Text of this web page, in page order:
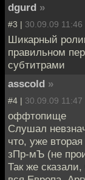
dgurd »
#3 | 30.09.09 11:46
Шикарный
правильном
субтитрами
asscold »
#4 | 30.09.09 11:47
оффтопище
Слушал
что, уже
зПр-мЪ (не
Так же